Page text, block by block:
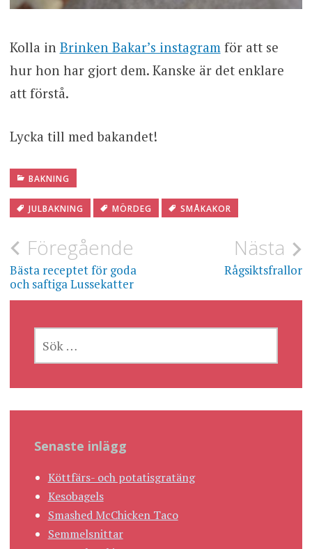
Kolla in Brinken Bakar’s instagramför att se
hur hon har gjort dem. Kanske är det enklare
att förstå.
Lycka till med bakandet!
BAKNING
JULBAKNING MÖRDEG SMÅKAKOR
Inläggsnavigering
Föregående
Bästa receptet för goda
och saftiga Lussekatter
Nästa
Rågsiktsfrallor
EFTER:
Senaste inlägg
Köttfärs- och potatisgratäng
Kesobagels
Smashed McChicken Taco
Semmelsnittar